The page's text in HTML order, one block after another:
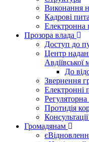
Виконання
Кадрові
Електронна
Прозора влада
Доступ до
Центр
Авдіївської
До
Звернення
Електронні
Регуляторна
Протидія
Громадянам